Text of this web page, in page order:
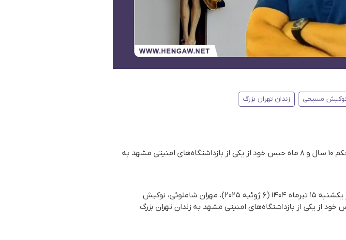
نوکیش مسیحی زندان تهران بزرگ
مهران شاملوئی، نوکیش مسیحی ساکن تهران جهت تحمل حکم ۱۰ سال و ۸ ماه حبس خود از یکی از بازداشتگاه‌های امنیتی مشهد به
بر اساس گزارش رسیده به سازمان حقوق بشری هه‌نگاو، روز یکشنبه ۱۵ تیرماه ۱۴۰۴ (۶ ژوئیه ۲۰۲۵)، مهران شاملوئی، نوکیش
خود از یکی از بازداشتگاه‌های امنیتی مشهد به زندان تهران بزرگ